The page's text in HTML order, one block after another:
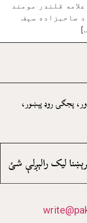
قلندر مومند
صاحبزاده سېف
پجګۍ روډ پېښور،
ليک رالېږلې شئ